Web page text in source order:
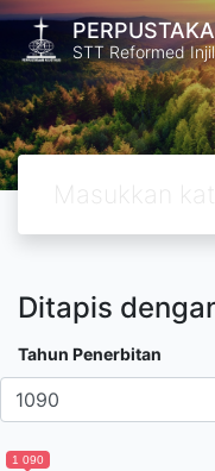
STT Reformed
Ditapis
Tahun Penerbitan
1 090